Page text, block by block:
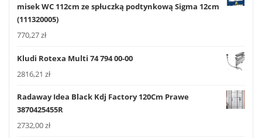
misek WC 112cm ze spłuczką podtynkową Sigma 12cm
(111320005)
770,27zł
Kludi Rotexa Multi 74 794 00-00
2816,21 zł
Radaway Idea Black Kdj Factory 120Cm Prawe
3870425455R
2732,00zł